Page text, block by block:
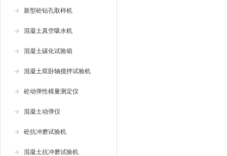
新型砼钻孔取样机
混凝土真空吸水机
混凝土碳化试验箱
混凝土双卧轴搅拌试验机
砼动弹性模量测定仪
混凝土动弹仪
砼抗冲磨试验机
混凝土抗冲磨试验机